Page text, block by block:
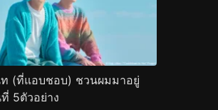
ท (ที่แอบชอบ) ชวนผมมาอยู่
5ตัวอย่าง